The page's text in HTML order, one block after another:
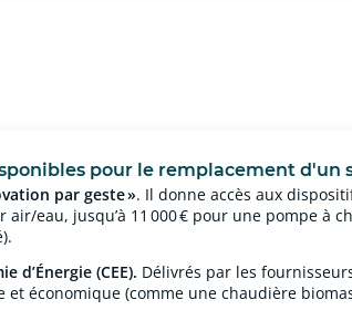
pour le remplacement d'un
par geste ». Il donne accès aux
air/eau, jusqu’à 11 000 € pour une pompe
d’Énergie (CEE). Délivrés par les
et économique (comme une chaudière